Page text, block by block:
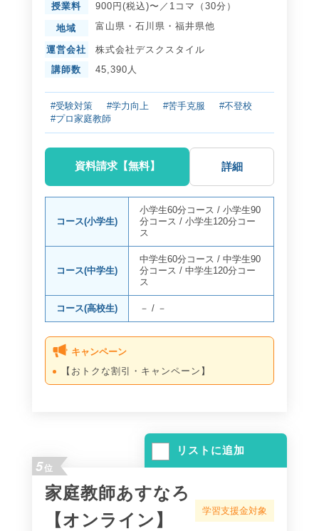
授業料 900円(税込)〜／1コマ（30分）
地域 富山県 ・ 石川県 ・ 福井県他
運営会社
株式会社デスクスタイル
講師数
45,390人
#受験対策 #学力向上 #苦手克服
#不登校
#プロ家庭教師
資料請求【無料】 詳細
コース(小学生)
小学生60分コース /小学生90
分コース /小学生120分コー
ス
コース(中学生)
中学生60分コース /中学生90
分コース /中学生120分コー
ス
コース(高校生) － /－
キャンペーン
【おトクな割引・キャンペーン】
リストに追加
5位
家庭教師あすなろ
【オンライン】
学習支援金対象